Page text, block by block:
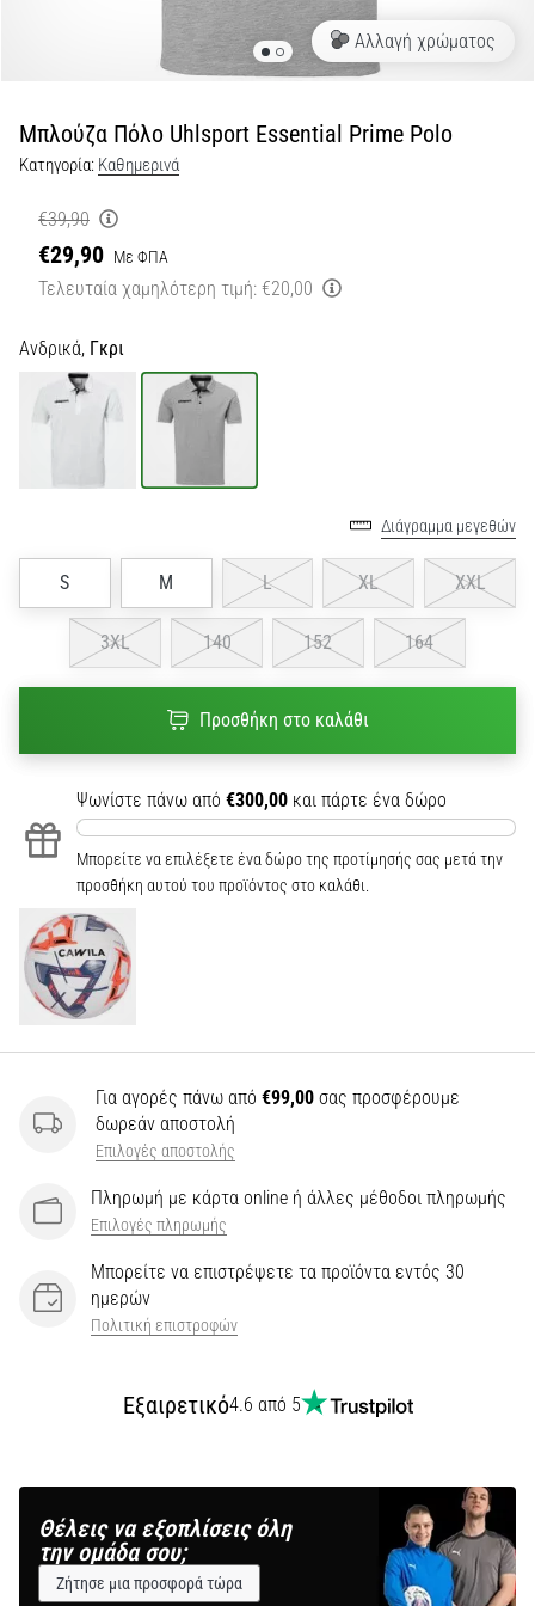
άρθρων
Αλλαγή χρώματος
Μπλούζα Πόλο Uhlsport Essential Prime Polo
Κατηγορία: Καθημερινά
€39,90
€29,90 Με ΦΠΑ
Τελευταία χαμηλότερη τιμή: €20,00
Ανδρικά, Γκρι
Διάγραμμα μεγεθών
S M L XL XXL
3XL 140 152 164
Προσθήκη στο καλάθι
Ψωνίστε πάνω από €300,00 και πάρτε ένα δώρο
Μπορείτε να επιλέξετε ένα δώρο της προτίμησής σας μετά την
προσθήκη αυτού του προϊόντος στο καλάθι.
Για αγορές πάνω από €99,00 σας προσφέρουμε
δωρεάν αποστολή
Επιλογές αποστολής
Πληρωμή με κάρτα online ή άλλες μέθοδοι πληρωμής
Επιλογές πληρωμής
Μπορείτε να επιστρέψετε τα προϊόντα εντός 30
ημερών
Πολιτική επιστροφών
Εξαιρετικό4.6 από 5
Θέλεις να εξοπλίσεις όλη
την ομάδα σου;
Ζήτησε μια προσφορά τώρα